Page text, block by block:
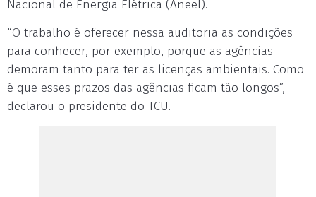
Nacional de Energia Elétrica (Aneel).
“O trabalho é oferecer nessa auditoria as condições
para conhecer, por exemplo, porque as agências
demoram tanto para ter as licenças ambientais. Como
é que esses prazos das agências ficam tão longos”,
declarou o presidente do TCU.